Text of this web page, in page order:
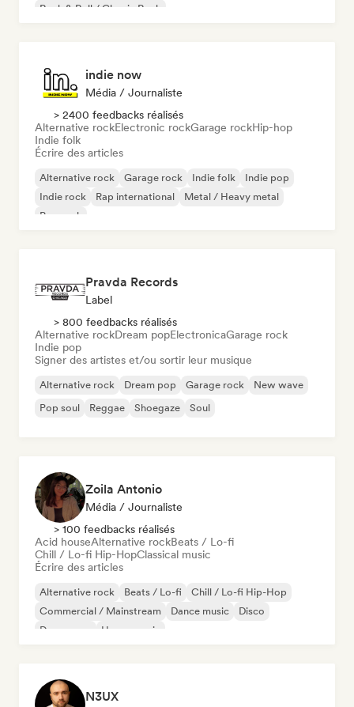
Rock & Roll / Classic Rock
indie now
Média / Journaliste
> 2400 feedbacks réalisés
Alternative rockElectronic rockGarage rockHip-hop
Indie folk
Écrire des articles
Alternative rock Garage rock Indie folk
Indie pop
Indie rock
Rap international
Metal / Heavy metal
Pop rock
Pravda Records
Label
> 800 feedbacks réalisés
Alternative rockDream popElectronicaGarage rock
Indie pop
Signer des artistes et/ou sortir leur musique
Alternative rock Dream pop Garage rock
New wave
Pop soul
Reggae Shoegaze Soul
Zoila Antonio
Média / Journaliste
> 100 feedbacks réalisés
Acid houseAlternative rockBeats / Lo-fi
Chill / Lo-fi Hip-HopClassical music
Écrire des articles
Alternative rock Beats / Lo-fi
Chill / Lo-fi Hip-Hop
Commercial / Mainstream
Dance music
Disco
Dream pop
House music
N3UX